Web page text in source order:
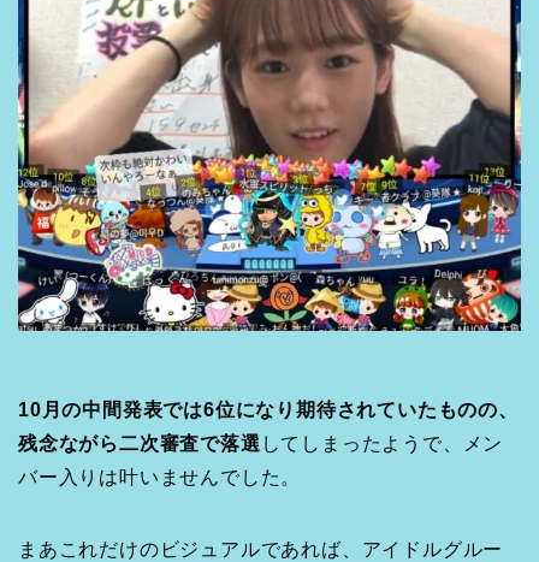
10月の中間発表では6位になり期待されていたものの、
残念ながら二次審査で落選 してしまったようで、メン
バー入りは叶いませんでした。
まあこれだけのビジュアルであれば、アイドルグルー